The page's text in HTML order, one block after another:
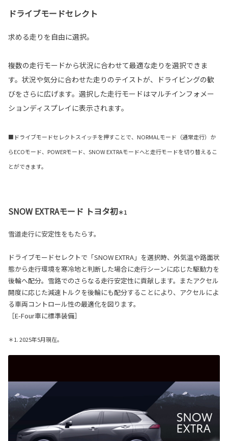
ドライブモードセレクト
求める走りを自由に選択。
複数の走行モードから状況に合わせて最適な走りを選択できま
す。状況や気分に合わせた走りのテイストが、ドライビングの歓
びをさらに広げます。選択した走行モードはマルチインフォメー
ションディスプレイに表示されます。
■ドライブモードセレクトスイッチを押すことで、NORMALモード（通常走行）か
らECOモード、POWERモード、SNOW EXTRAモードへと走行モードを切り替えるこ
とができます。
SNOW EXTRAモード トヨタ初＊1
雪道走行に安定性をもたらす。
ドライブモードセレクトで「SNOW EXTRA」を選択時、外気温や路面状
態から走行環境を寒冷地と判断した場合に走行シーンに応じた駆動力を
後輪へ配分。雪路でのさらなる走行安定性に貢献します。またアクセル
開度に応じた減速トルクを後輪にも配分することにより、アクセルによ
る車両コントロール性の最適化を図ります。
［E-Four車に標準装備］
＊1. 2025年5月現在。